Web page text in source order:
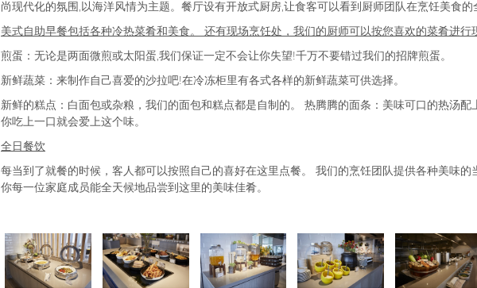
尚现代化的氛围,以海洋风情为主题。餐厅设有开放式厨房,让食客可以看到厨师团队在烹饪美食的
美式自助早餐包括各种冷热菜肴和美食。 还有现场烹饪处，我们的厨师可以按您喜欢的菜肴进行
煎蛋：无论是两面微煎或太阳蛋,我们保证一定不会让你失望!千万不要错过我们的招牌煎蛋。
新鲜蔬菜：来制作自己喜爱的沙拉吧!在冷冻柜里有各式各样的新鲜蔬菜可供选择。
新鲜的糕点：白面包或杂粮，我们的面包和糕点都是自制的。 热腾腾的面条：美味可口的热汤配
你吃上一口就会爱上这个味。
全日餐饮
每当到了就餐的时候，客人都可以按照自己的喜好在这里点餐。 我们的烹饪团队提供各种美味的
你每一位家庭成员能全天候地品尝到这里的美味佳肴。